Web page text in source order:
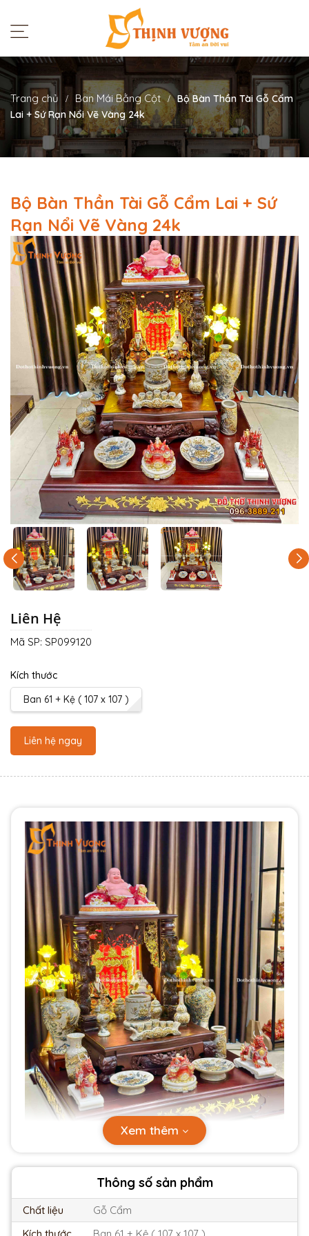
Trang chủ Ban Mái Bằng Cột
Bộ Bàn Thần Tài Gỗ Cẩm
Lai + Sứ Rạn Nổi Vẽ Vàng 24k
Bộ Bàn Thần Tài Gỗ Cẩm Lai + Sứ
Rạn Nổi Vẽ Vàng 24k
Liên Hệ
Kích thước
Ban 61 + Kệ ( 107 x 107 )
Liên hệ ngay
Mã SP: SP099120
Thông số sản phẩm
Chất liệu
Gỗ Cẩm
Xem thêm